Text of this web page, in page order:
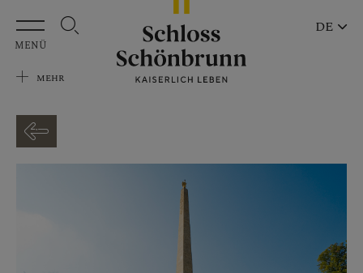
Zum Hauptinhalt springen
MENÜ
MEHR
DE